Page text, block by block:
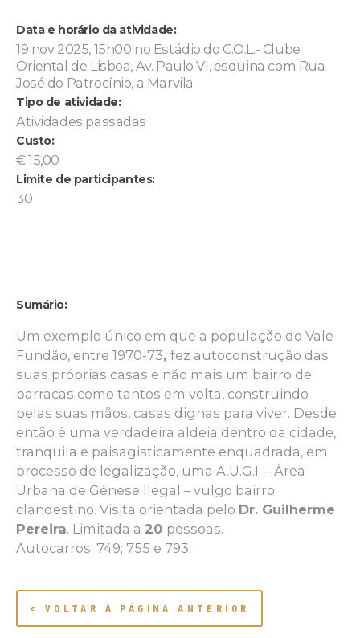
Data e horário da atividade:
19 nov 2025, 15h00 no Estádio do C.O.L.- Clube
Oriental de Lisboa, Av. Paulo VI, esquina com Rua
José do Patrocínio, a Marvila
Tipo de atividade:
Atividades passadas
Custo:
€ 15,00
Limite de participantes:
30
Sumário:
Um exemplo único em que a população do Vale
Fundão, entre 1970-73, fez autoconstrução das
suas próprias casas e não mais um bairro de
barracas como tantos em volta, construindo
pelas suas mãos, casas dignas para viver. Desde
então é uma verdadeira aldeia dentro da cidade,
tranquila e paisagisticamente enquadrada, em
processo de legalização, uma A.U.G.I. – Área
Urbana de Génese Ilegal – vulgo bairro
clandestino. Visita orientada pelo Dr. Guilherme
Pereira. Limitada a 20 pessoas.
Autocarros: 749; 755 e 793.
< VOLTAR À PÁGINA ANTERIOR